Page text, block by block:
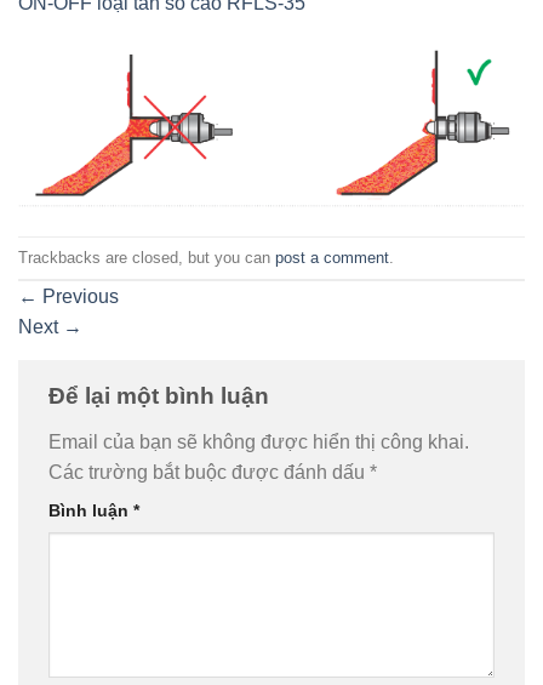
Trackbacks are closed, but you can post a comment
← Previous
Next →
Để lại một bình luận
Email của bạn sẽ không được hiển thị công khai.
Các trường bắt buộc được đánh dấu *
Bình luận *